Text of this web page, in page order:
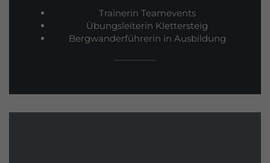
Trainerin Teamevents
Übungsleiterin Klettersteig
Bergwanderführerin in Ausbildung